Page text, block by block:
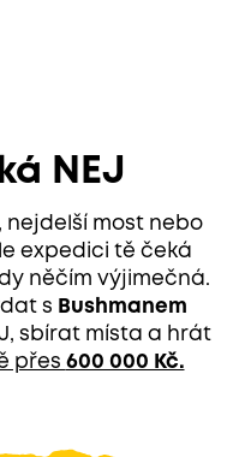
NEJ
nejdelší most nebo
expedici tě čeká
něčím výjimečná.
s Bushmanem
sbírat místa a hrát
přes 600 000 Kč.